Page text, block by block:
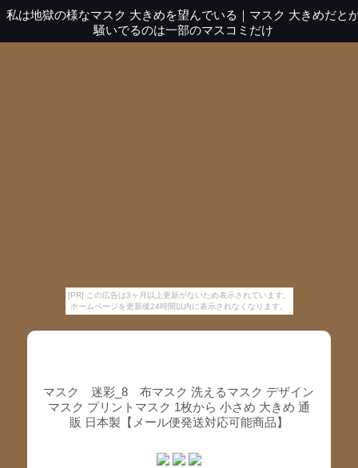
[PR] この広告は3ヶ月以上更新がないため表示されています。
ホームページを更新後24時間以内に表示されなくなります。
私は地獄の様なマスク 大きめを望んでいる ｜ マスク 大きめだと
騒いでるのは一部のマスコミだけ
マスク 迷彩_8 布マスク 洗えるマスク デザイン
マスク プリントマスク 1枚から 小さめ 大きめ 通
販 日本製【メール便発送対応可能商品】